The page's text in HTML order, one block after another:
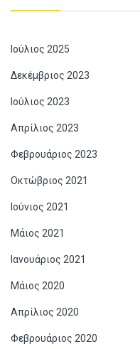
Ιούλιος 2025
Δεκέμβριος 2023
Ιούλιος 2023
Απρίλιος 2023
Φεβρουάριος 2023
Οκτώβριος 2021
Ιούνιος 2021
Μάιος 2021
Ιανουάριος 2021
Μάιος 2020
Απρίλιος 2020
Φεβρουάριος 2020